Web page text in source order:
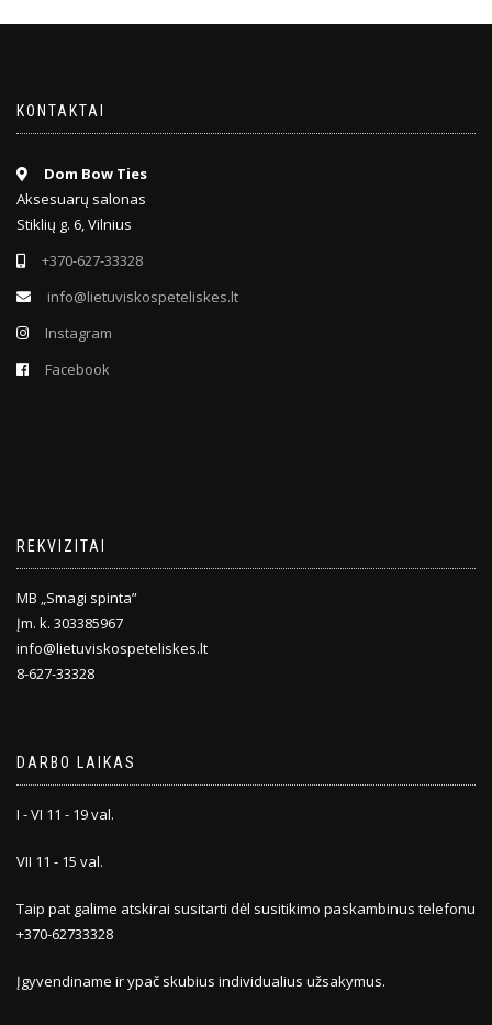
KONTAKTAI
Dom Bow Ties
Aksesuarų salonas
Stiklių g. 6, Vilnius
+370-627-33328
info@lietuviskospeteliskes.lt
Instagram
Facebook
REKVIZITAI
MB „Smagi spinta”
Įm. k. 303385967
info@lietuviskospeteliskes.lt
8-627-33328
DARBO LAIKAS
I - VI 11 - 19 val.
VII 11 - 15 val.
Taip pat galime atskirai susitarti dėl susitikimo paskambinus telefonu
+370-62733328
Įgyvendiname ir ypač skubius individualius užsakymus.